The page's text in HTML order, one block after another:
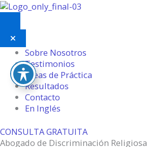
Skip
to
content
Sobre Nosotros
Testimonios
Areas de Práctica
Resultados
Contacto
En Inglés
CONSULTA GRATUITA
Abogado de Discriminación Religiosa